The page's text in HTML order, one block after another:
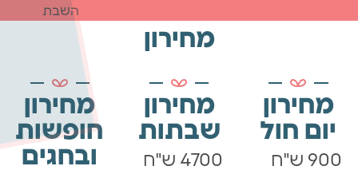
השבת
מחירון
מחירון
יום חול
900 ש"ח
מחירון
שבתות
4700 ש"ח
מחירון
חופשות
ובחגים